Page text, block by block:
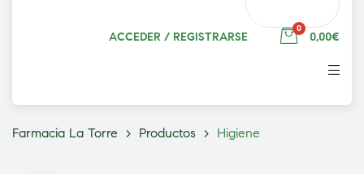
ACCEDER / REGISTRARSE
0
0,00€
Farmacia La Torre > Productos > Higiene